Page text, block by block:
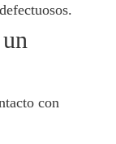
con